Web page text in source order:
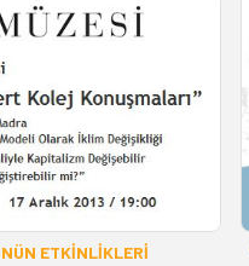
ETKİNLİKLERİ